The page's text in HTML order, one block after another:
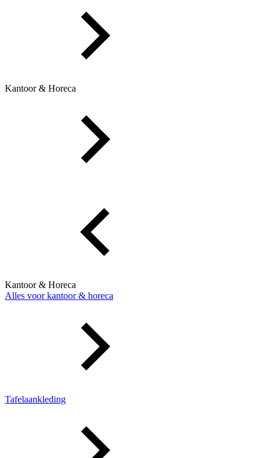
Kantoor & Horeca
Kantoor & Horeca
Alles voor kantoor & horeca
Tafelaankleding